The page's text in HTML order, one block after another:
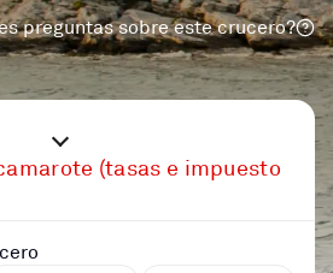
preguntas sobre este crucero?
(tasas e impuesto